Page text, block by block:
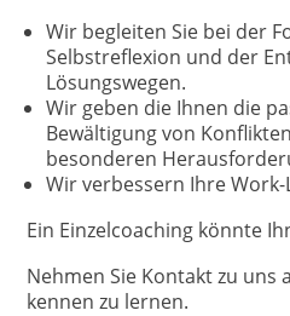
Wir begleiten Sie bei der
Selbstreflexion und der
Lösungswegen.
Wir geben die Ihnen die
Bewältigung von
besonderen
Wir verbessern Ihre Work-
Ein Einzelcoaching könnte
Nehmen Sie Kontakt zu uns
kennen zu lernen.